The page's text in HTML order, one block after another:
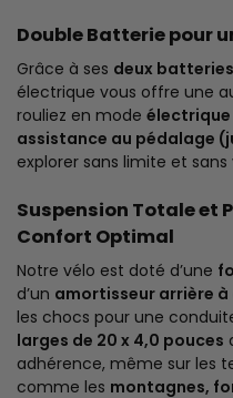
Double Batterie pour
Grâce à ses deux batteries
électrique vous offre une
rouliez en mode électrique
assistance au pédalage
explorer sans limite et
Suspension Totale et
Confort Optimal
Notre vélo est doté d’une
d’un amortisseur arrière à
les chocs pour une
larges de 20 x 4,0 pouces
adhérence, même sur les
comme les montagnes,